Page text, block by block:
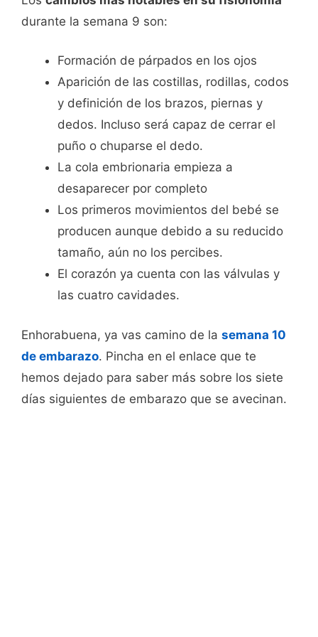
durante la semana 9 son:
Formación de párpados en los ojos
Aparición de las costillas, rodillas, codos
y definición de los brazos, piernas y
dedos. Incluso será capaz de cerrar el
puño o chuparse el dedo.
La cola embrionaria empieza a
desaparecer por completo
Los primeros movimientos del bebé se
producen aunque debido a su reducido
tamaño, aún no los percibes.
El corazón ya cuenta con las válvulas y
las cuatro cavidades.
Enhorabuena, ya vas camino de la semana 10
de embarazo. Pincha en el enlace que te
hemos dejado para saber más sobre los siete
días siguientes de embarazo que se avecinan.